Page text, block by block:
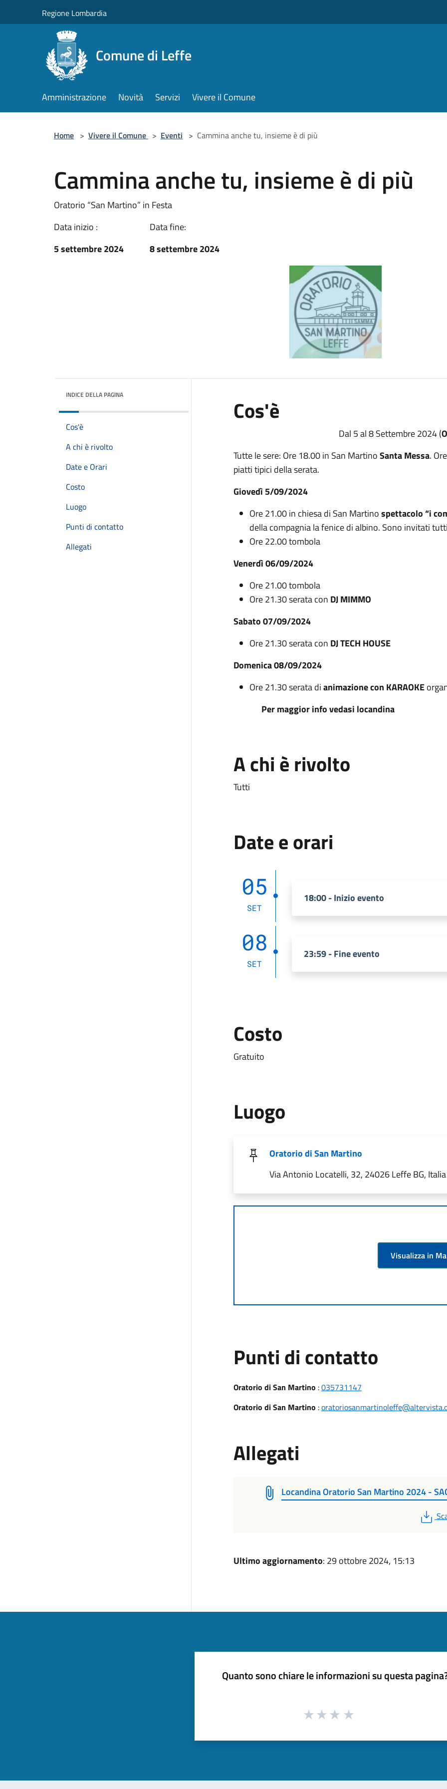
Regione Lombardia
Comune di Leffe
Amministrazione Novità Servizi Vivere il Comune
Home > Vivere il Comune > Eventi > Cammina anche tu, insieme è di più
Cammina anche tu, insieme è di più
Oratorio “San Martino” in Festa
Data inizio :
5 settembre 2024
Data fine:
8 settembre 2024
INDICE DELLA PAGINA
Cos'è
A chi è rivolto
Date e Orari
Costo
Luogo
Punti di contatto
Allegati
Cos'è
Dal 5 al 8 Settembre 2024 (
Tutte le sere: Ore 18.00 in San MartinoSanta Messa.
piatti tipici della serata.
Giovedì 5/09/2024
Ore 21.00 in chiesa di San Martinospettacolo “i
della compagnia la fenice di albino. Sono invitati
Ore 22.00 tombola
Venerdì 06/09/2024
Ore 21.00 tombola
Ore 21.30 serata con DJ MIMMO
Sabato 07/09/2024
Ore 21.30 serata con DJ TECH HOUSE
Domenica 08/09/2024
Ore 21.30 serata dianimazione con KARAOKE
Per maggior info vedasi locandina
A chi è rivolto
Tutti
Date e orari
05
SET
18:00 - Inizio evento
08
SET
23:59 - Fine evento
Costo
Gratuito
Luogo
Oratorio di San Martino
Via Antonio Locatelli, 32, 24026 Leffe BG, Italia
Visualizza in
Punti di contatto
Oratorio di San Martino :035731147
Oratorio di San Martino :
Allegati
Locandina Oratorio San Martino 2024 -
Ultimo aggiornamento: 29 ottobre 2024, 15:13
Quanto sono chiare le informazioni su questa